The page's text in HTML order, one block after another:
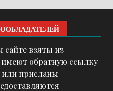
сайте взяты из
обратную ссылку
или присланы